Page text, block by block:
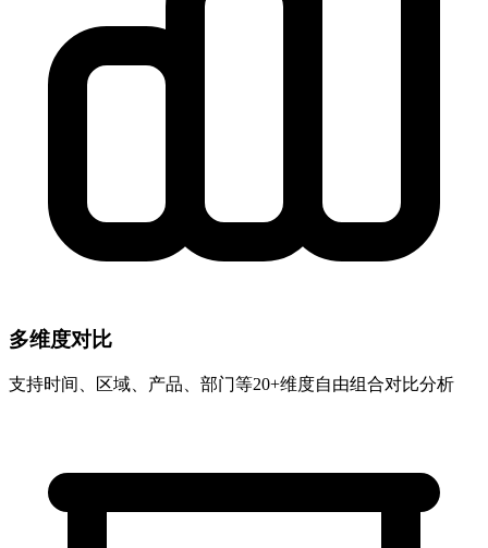
多维度对比
支持时间、区域、产品、部门等20+维度自由组合对比分析